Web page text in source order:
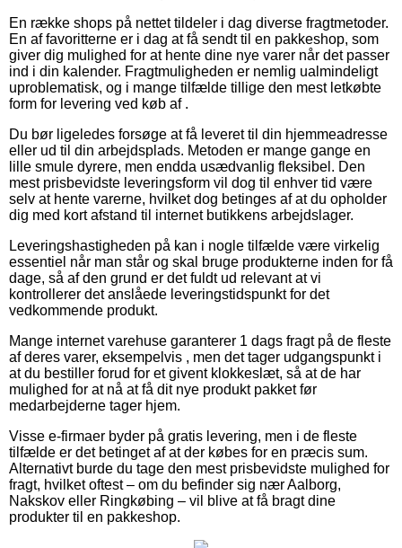
En række shops på nettet tildeler i dag diverse fragtmetoder.
En af favoritterne er i dag at få sendt til en pakkeshop, som
giver dig mulighed for at hente dine nye varer når det passer
ind i din kalender. Fragtmuligheden er nemlig ualmindeligt
uproblematisk, og i mange tilfælde tillige den mest letkøbte
form for levering ved køb af .
Du bør ligeledes forsøge at få leveret til din hjemmeadresse
eller ud til din arbejdsplads. Metoden er mange gange en
lille smule dyrere, men endda usædvanlig fleksibel. Den
mest prisbevidste leveringsform vil dog til enhver tid være
selv at hente varerne, hvilket dog betinges af at du opholder
dig med kort afstand til internet butikkens arbejdslager.
Leveringshastigheden på kan i nogle tilfælde være virkelig
essentiel når man står og skal bruge produkterne inden for få
dage, så af den grund er det fuldt ud relevant at vi
kontrollerer det anslåede leveringstidspunkt for det
vedkommende produkt.
Mange internet varehuse garanterer 1 dags fragt på de fleste
af deres varer, eksempelvis , men det tager udgangspunkt i
at du bestiller forud for et givent klokkeslæt, så at de har
mulighed for at nå at få dit nye produkt pakket før
medarbejderne tager hjem.
Visse e-firmaer byder på gratis levering, men i de fleste
tilfælde er det betinget af at der købes for en præcis sum.
Alternativt burde du tage den mest prisbevidste mulighed for
fragt, hvilket oftest – om du befinder sig nær Aalborg,
Nakskov eller Ringkøbing – vil blive at få bragt dine
produkter til en pakkeshop.